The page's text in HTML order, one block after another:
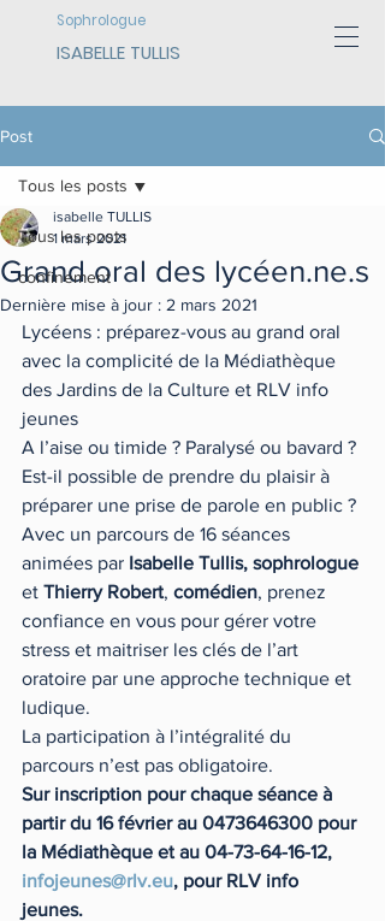
Sophrologue
ISABELLE TULLIS
Post
Tous les posts
confinement
Tous les posts
Grand oral des lycéen.ne.s
isabelle TULLIS
1 mars 2021
Dernière mise à jour : 2 mars 2021
Lycéens : préparez-vous au grand oral
avec la complicité de la Médiathèque
des Jardins de la Culture et RLV info
jeunes
A l’aise ou timide ? Paralysé ou bavard ?
Est-il possible de prendre du plaisir à
préparer une prise de parole en public ?
Avec un parcours de 16 séances
animées par Isabelle Tullis, sophrologue
et Thierry Robert, comédien, prenez
confiance en vous pour gérer votre
stress et maitriser les clés de l’art
oratoire par une approche technique et
ludique.
La participation à l’intégralité du
parcours n’est pas obligatoire.
Sur inscription pour chaque séance à
partir du 16 février au 0473646300 pour
la Médiathèque et au 04-73-64-16-12,
infojeunes@rlv.eu, pour RLV info
jeunes.